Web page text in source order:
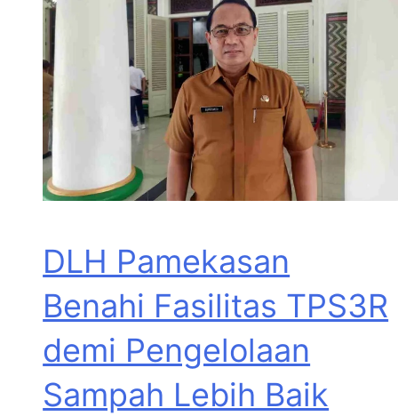
DLH Pamekasan
Benahi Fasilitas TPS3R
demi Pengelolaan
Sampah Lebih Baik